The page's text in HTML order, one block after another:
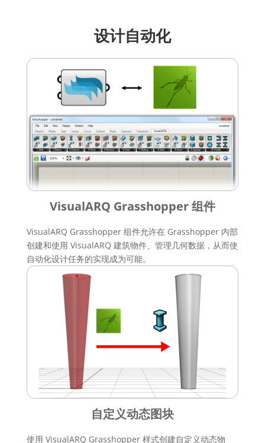
设计自动化
VisualARQ Grasshopper 组件
VisualARQ Grasshopper 组件允许在 Grasshopper 内部
创建和使用 VisualARQ 建筑物件、管理几何数据，从而使
自动化设计任务的实现成为可能。
自定义动态图块
使用 VisualARQ Grasshopper 样式创建自定义动态物